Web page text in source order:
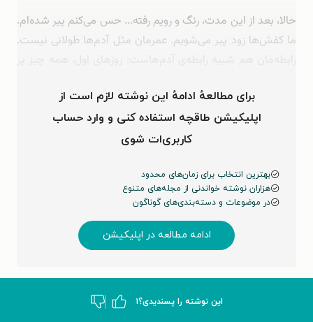
حالا، بعد از این مدت، رنگ و رویم رفته... حس می‌کنم پیر شده‌ام.
ما کفش‌ها زود پیر می‌شویم. عمرمان مثل آدم‌ها طولانی نیست.
برای مطالعهٔ ادامهٔ این نوشته لازم است از
اپلیکیشن طاقچه استفاده کنی و وارد حساب
کاربری‌ات شوی
بهترین انتخاب برای زمان‌های محدود
هزاران نوشته خواندنی از مجله‌های متنوع
در موضوعات و دسته‌بندی‌های گوناگون
ادامه مطالعه در اپلیکیشن
این نوشته‌ را پسندیدی؟۱